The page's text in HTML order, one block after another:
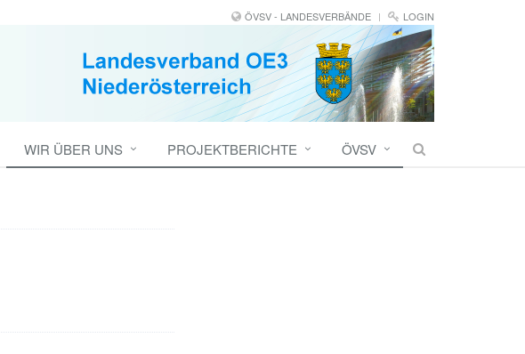
ÖVSV - LANDESVERBÄNDE LOGIN
WIR ÜBER UNS PROJEKTBERICHTE ÖVSV